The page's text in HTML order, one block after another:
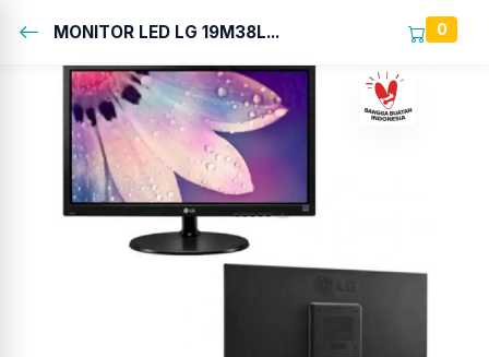
MONITOR LED LG 19M38L... 0